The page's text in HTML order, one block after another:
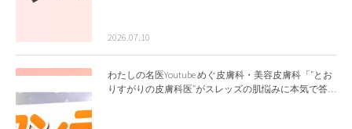
2026.07.10
わたしの名医Youtube めぐ皮膚科・美容皮膚科「”とお
りすがりの皮膚科医”がスレッズの肌悩みに本気で答